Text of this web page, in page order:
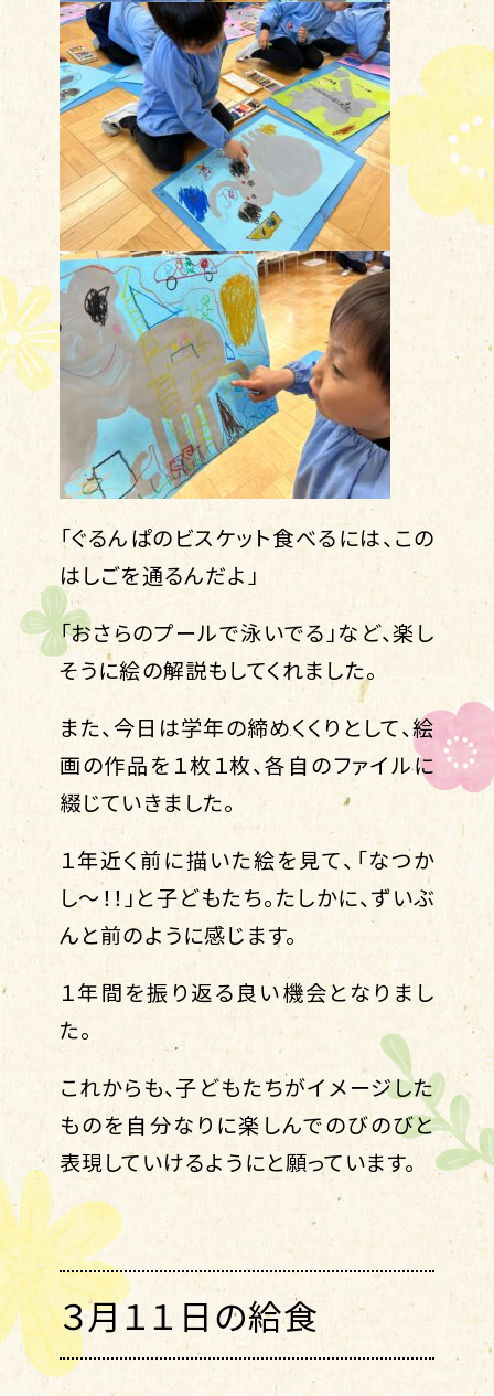
「ぐるんぱのビスケット食べるには、この
はしごを通るんだよ」
「おさらのプールで泳いでる」など、楽し
そうに絵の解説もしてくれました。
また、今日は学年の締めくくりとして、絵
画の作品を１枚１枚、各自のファイルに
綴じていきました。
１年近く前に描いた絵を見て、「なつか
し～！！」と子どもたち。たしかに、ずいぶ
んと前のように感じます。
１年間を振り返る良い機会となりまし
た。
これからも、子どもたちがイメージした
ものを自分なりに楽しんでのびのびと
表現していけるようにと願っています。
３月１１日の給食